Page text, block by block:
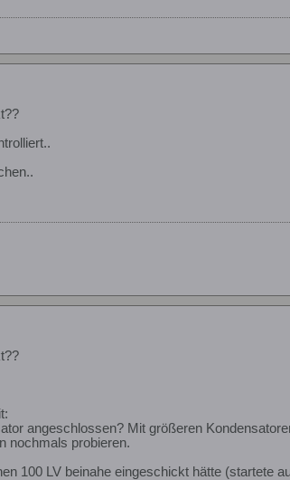
angeschlossen? Mit größeren
nochmals probieren.
100 LV beinahe eingeschickt hätte (startete